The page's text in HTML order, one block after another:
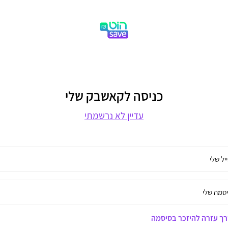
כניסה לקאשבק שלי
עדיין לא נרשמתי
שלי
שלי
עזרה להיזכר בסיסמה